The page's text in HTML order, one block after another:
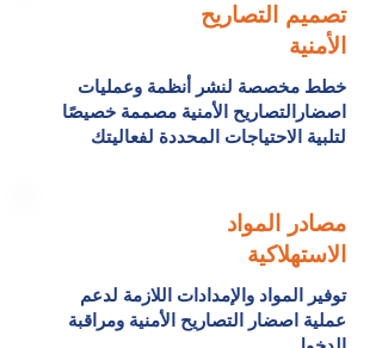
تصميم التصاريح
الأمنية
خطط مخصصة لنشر أنظمة وعمليات
اصضارالتصاريح الأمنية مصممة خصيصًا
لتلبية الاحتياجات المحددة لفعاليتك
مصادر المواد
الاستهلاكية
توفير المواد والإمدادات اللازمة لدعم
عملية اصضار التصاريح الأمنية ومراقبة